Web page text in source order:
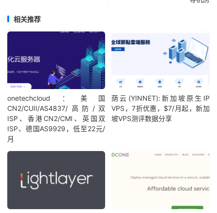
相关推荐
onetechcloud：美国
CN2/CUII/AS4837/高防/双
ISP、香港CN2/CMI、英国双
ISP、德国AS9929，低至22元/
月
荫云(YINNET):新加坡原生IP
VPS，7折优惠，$7/月起，新加
坡VPS测评数据分享